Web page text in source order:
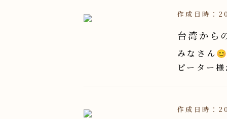
作成日時：
台湾から
みなさん
ピーター
作成日時：